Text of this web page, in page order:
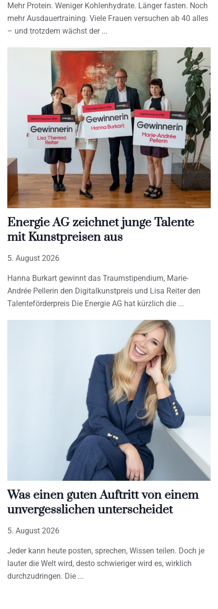
Mehr Protein. Weniger Kohlenhydrate. Länger fasten. Noch
mehr Ausdauertraining. Viele Frauen versuchen ab 40 alles
– und trotzdem wächst der
Energie AG zeichnet junge Talente
mit Kunstpreisen aus
5. August 2026
Hanna Burkart gewinnt das Traumstipendium, Marie-
Andrée Pellerin den Digitalkunstpreis und Lisa Reiter den
Talenteförderpreis Die Energie AG hat kürzlich die
Was einen guten Auftritt von einem
unvergesslichen unterscheidet
5. August 2026
Jeder kann heute posten, sprechen, Wissen teilen. Doch je
lauter die Welt wird, desto schwieriger wird es, wirklich
durchzudringen. Die